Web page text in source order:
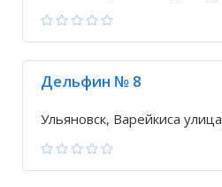
Дельфин № 8
Ульяновск, Варейкиса